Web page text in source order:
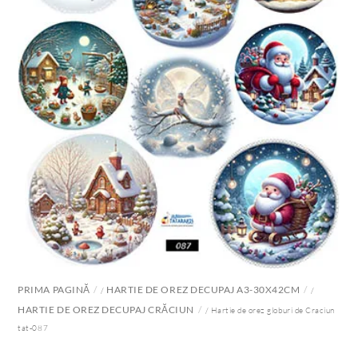
PRIMA PAGINĂ / HARTIE DE OREZ DECUPAJ A3-30X42CM /
HARTIE DE OREZ DECUPAJ CRĂCIUN
/ Hartie de orez globuri de Craciun
tat-087